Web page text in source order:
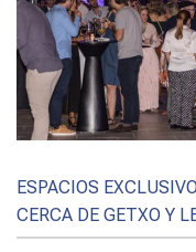
ESPACIOS
CERCA DE GETXO Y